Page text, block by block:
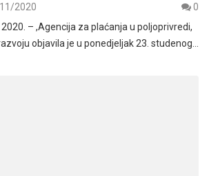
2020
0
2020. – ,Agencija za plaćanja u poljoprivredi,
objavila je u ponedjeljak 23. studenog…